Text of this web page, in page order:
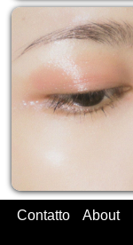
Contatto About